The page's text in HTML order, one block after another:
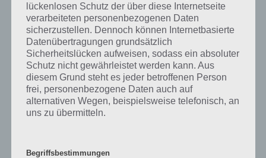
Rund um die Spiele App 94 Prozent
Bei der App 94 Prozent ist deine Aufgabe darüber nachzudenken,
was andere Personen zu einem bestimmten Sachverhalt oder Bild
gesagt haben könnten. Diese Lösung trägst du dann ebenfalls ein
und hoffst, dass diese Antwort häufig genannt worden ist. In jedem
Level werden 4 bis 14 Lösungen gesucht, wodurch es schon einmal
knifflig werden kann. Daher findest du auf Touchportal stets alle
Lösungen rund um 94 Prozent.
lückenlosen Schutz der über diese Internetseite
verarbeiteten personenbezogenen Daten
sicherzustellen. Dennoch können Internetbasierte
Datenübertragungen grundsätzlich
Sicherheitslücken aufweisen, sodass ein absoluter
Schutz nicht gewährleistet werden kann. Aus
diesem Grund steht es jeder betroffenen Person
frei, personenbezogene Daten auch auf
alternativen Wegen, beispielsweise telefonisch, an
uns zu übermitteln.
Begriffsbestimmungen